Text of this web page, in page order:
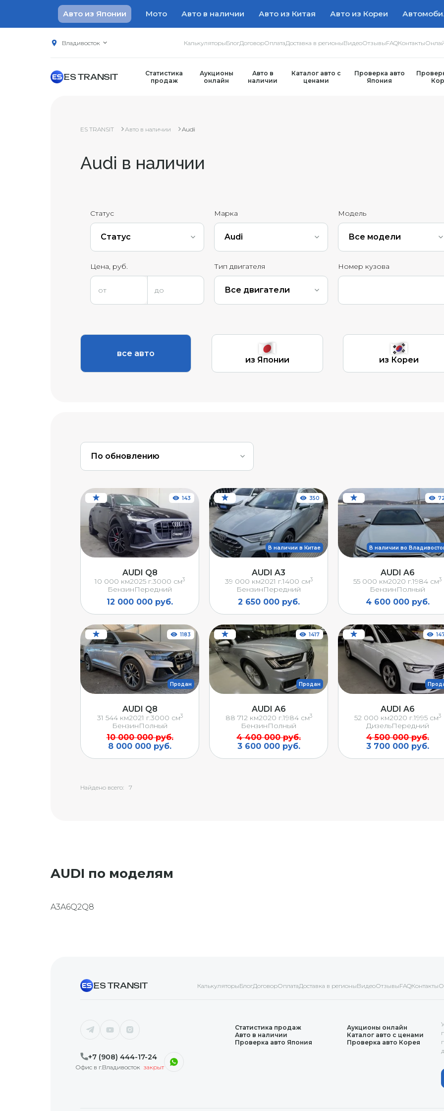
Авто из Японии Мото Авто в наличии Авто из Китая Авто из Кореи
Владивосток КалькуляторыБлогДоговорОплатаДоставка в регионыВидеоОтзывыFAQКонтакты
ES TRANSIT
Статистика
продаж
Аукционы
онлайн
Авто в
наличии
Каталог авто с
ценами
Проверка авто
Япония
ES TRANSIT Авто в наличии Audi
Audi в наличии
Статус
Статус
Марка
Audi
Модель
Все модели
Цена, руб. Тип двигателя
Все двигатели
Номер кузова
все авто
из Японии из Кореи
По обновлению
143
AUDI Q8
12 000 000 руб.
10 000 км2025 г.3000 см3
БензинПередний
В наличии в Китае
350
AUDI A3
2 650 000 руб.
39 000 км2021 г.1400 см3
БензинПередний
В наличии во
AUDI A6
4 600 000 руб.
55 000 км2020 г.1984 см3
БензинПолный
Продан
1183
AUDI Q8
10 000 000 руб.
8 000 000 руб.
31 544 км2021 г.3000 см3
БензинПолный
Продан
1417
AUDI A6
4 400 000 руб.
3 600 000 руб.
88 712 км2020 г.1984 см3
БензинПолный
AUDI A6
4 500 000 руб.
3 700 000 руб.
52 000 км2020 г.1995 см3
ДизельПередний
Найдено всего: 7
AUDI по моделям
A3A6Q2Q8
ES TRANSIT КалькуляторыБлогДоговорОплатаДоставка в регионыВидеоОтзывыFAQКонтакты
+7 (908) 444-17-24
Офис в г.Владивосток закрыт
Статистика продаж
Аукционы онлайн
Авто в наличии
Каталог авто с ценами
Проверка авто Япония
Проверка авто Корея